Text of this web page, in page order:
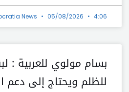
News 05/08/2026 4:06 م
بسام مولوي للعربية :
للظلم ويحتاج إلى دعم